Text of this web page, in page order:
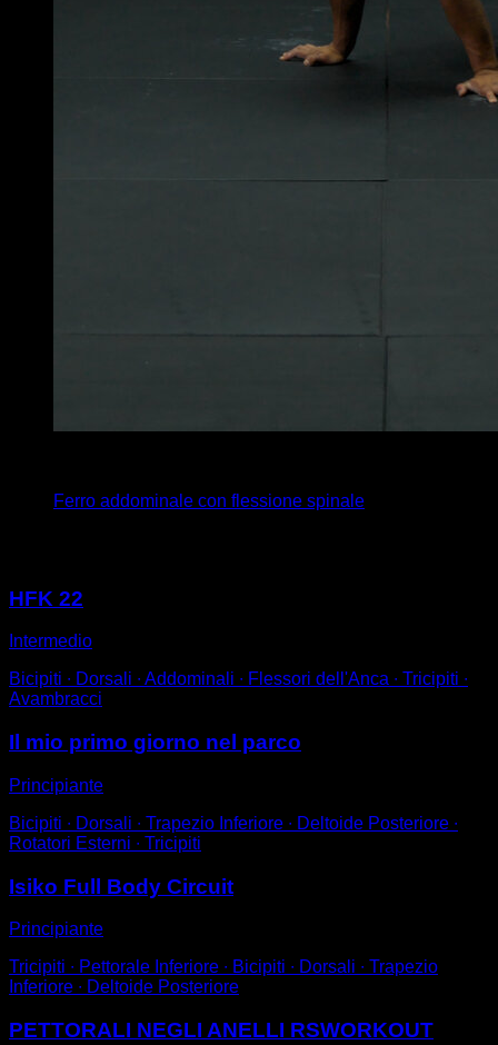
Ferro addominale con flessione spinale
HFK 22
Intermedio
Bicipiti ∙ Dorsali ∙ Addominali ∙ Flessori dell'Anca ∙ Tricipiti ∙
Avambracci
Il mio primo giorno nel parco
Principiante
Bicipiti ∙ Dorsali ∙ Trapezio Inferiore ∙ Deltoide Posteriore ∙
Rotatori Esterni ∙ Tricipiti
Isiko Full Body Circuit
Principiante
Tricipiti ∙ Pettorale Inferiore ∙ Bicipiti ∙ Dorsali ∙ Trapezio
Inferiore ∙ Deltoide Posteriore
PETTORALI NEGLI ANELLI RSWORKOUT